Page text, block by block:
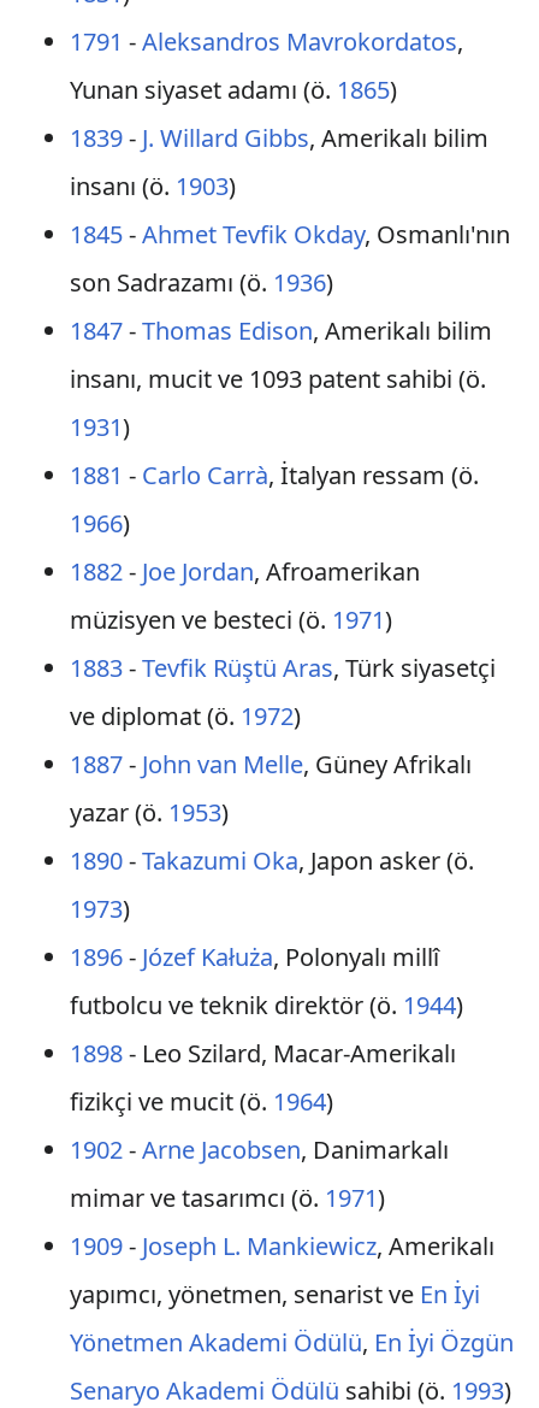
1791 -Aleksandros Mavrokordatos,
Yunan siyaset adamı (ö. 1865)
1839- J. Willard Gibbs, Amerikalı bilim
insanı (ö. 1903)
1845-Ahmet Tevfik Okday, Osmanlı'nın
son Sadrazamı (ö. 1936)
1847-Thomas Edison, Amerikalı bilim
insanı, mucit ve 1093 patent sahibi (ö.
1931)
1881 - Carlo Carrà, İtalyan ressam (ö.
1966)
1882- Joe Jordan, Afroamerikan
müzisyen ve besteci (ö. 1971)
1883-Tevfik Rüştü Aras, Türk siyasetçi
ve diplomat (ö. 1972)
1887- John van Melle, Güney Afrikalı
yazar (ö. 1953)
1890-Takazumi Oka, Japon asker (ö.
1973)
1896- Józef Kałuża, Polonyalı millî
futbolcu ve teknik direktör (ö. 1944)
1898- Leo Szilard, Macar-Amerikalı
fizikçi ve mucit (ö. 1964)
1902-Arne Jacobsen, Danimarkalı
mimar ve tasarımcı (ö. 1971)
1909- Joseph L. Mankiewicz, Amerikalı
yapımcı, yönetmen, senarist ve En İyi
Yönetmen Akademi Ödülü, En İyi Özgün
Senaryo Akademi Ödülü sahibi (ö. 1993)